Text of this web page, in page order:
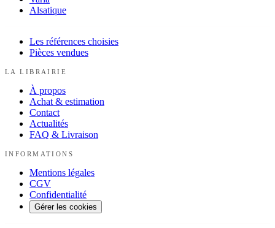
Alsatique
Les références choisies
Pièces vendues
LA LIBRAIRIE
À propos
Achat & estimation
Contact
Actualités
FAQ & Livraison
INFORMATIONS
Mentions légales
CGV
Confidentialité
Gérer les cookies